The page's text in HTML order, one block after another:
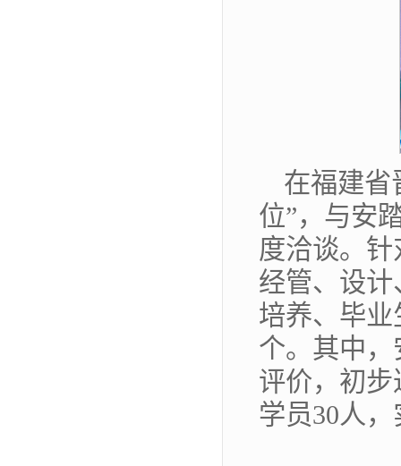
在福建省
位”，与安
度洽谈。
经管、设
培养、毕
个。其中
评价，初步
学员30人